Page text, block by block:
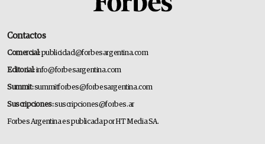
Contactos
Comercial:publicidad@forbesargentina.com
Editorial:info@forbesargentina.com
Summit:summitforbes@forbesargentina.com
Suscripciones:suscripciones@forbes.ar
Forbes Argentina es publicada por HT Media SA.